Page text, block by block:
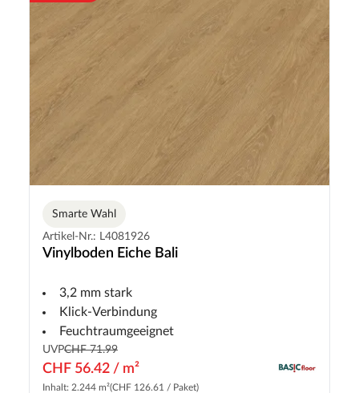
Smarte Wahl
Artikel-Nr.: L4081926
Vinylboden Eiche Bali
3,2 mm stark
Klick-Verbindung
Feuchtraumgeeignet
UVPCHF 71.99
CHF 56.42 / m²
Inhalt: 2.244 m²(CHF 126.61 / Paket)